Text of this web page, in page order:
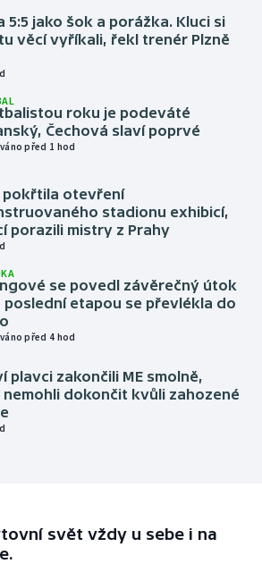
5:5 jako šok a porážka. Kluci si
věcí vyříkali, řekl trenér Plzně
roku je podeváté
Čechová slaví poprvé
před 1 hod
pokřtila otevření
stadionu exhibicí,
porazili mistry z Prahy
se povedl závěrečný útok
poslední etapou se převlékla do
před 4 hod
plavci zakončili ME smolně,
dokončit kvůli zahozené
svět vždy u sebe i na